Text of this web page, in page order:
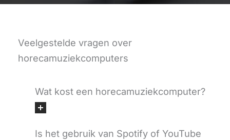
Veelgestelde vragen over
horecamuziekcomputers
Wat kost een horecamuziekcomputer?
Is het gebruik van Spotify of YouTube